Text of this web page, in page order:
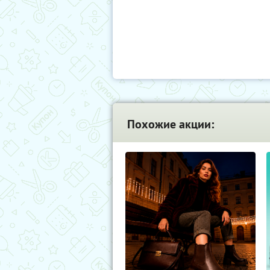
Похожие акции: